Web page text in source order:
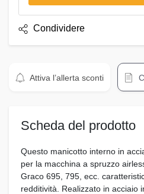
Condividere
Attiva l’allerta sconti
Scheda del prodotto
Questo manicotto interno in
per la macchina a spruzzo
Graco 695, 795, ecc.
redditività. Realizzato in acciaio